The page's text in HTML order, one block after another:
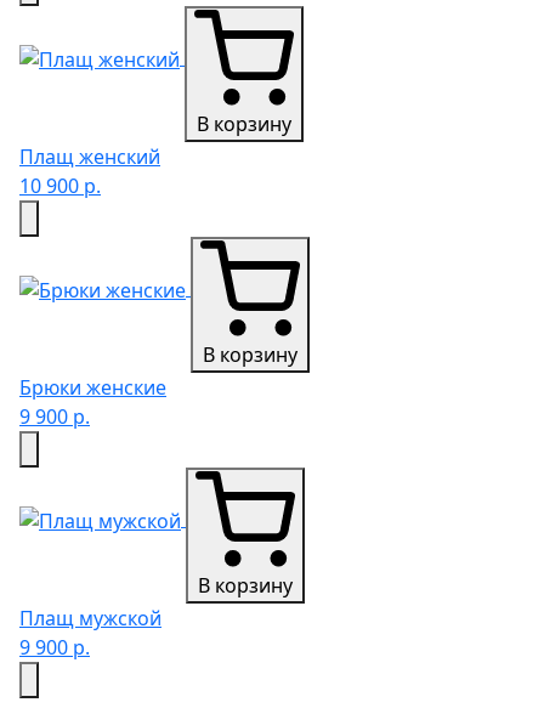
В корзину
Плащ женский
10 900 р.
В корзину
Брюки женские
9 900 р.
В корзину
Плащ мужской
9 900 р.